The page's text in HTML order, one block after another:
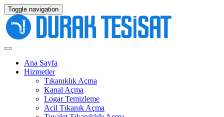
Toggle navigation
Ana Sayfa
Hizmetler
Tıkanıklık Açma
Kanal Açma
Logar Temizleme
Acil Tıkanık Açma